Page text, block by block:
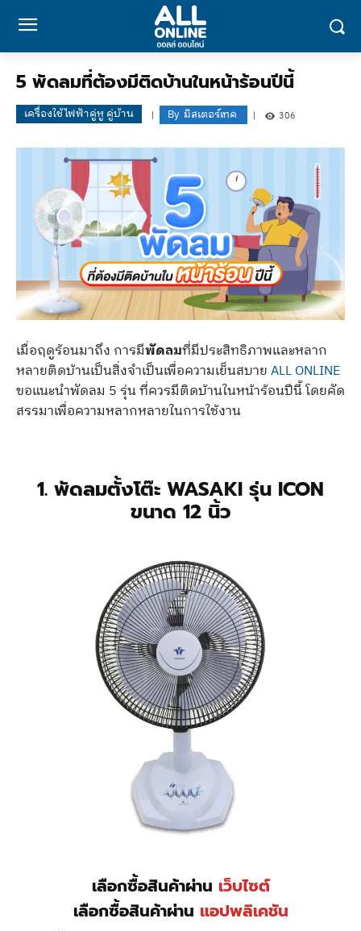
5 พัดลมที่ต้องมีติดบ้านในหน้าร้อนปีนี้
เครื่องใช้ไฟฟ้าคู่หู คู่บ้าน By มิสเตอร์เทค 306
เมื่อฤดูร้อนมาถึง การมีพัดลมที่มีประสิทธิภาพและหลาก
หลายติดบ้านเป็นสิ่งจำเป็นเพื่อความเย็นสบายALL ONLINE
ขอแนะนำพัดลม 5 รุ่น ที่ควรมีติดบ้านในหน้าร้อนปีนี้ โดยคัด
สรรมาเพื่อความหลากหลายในการใช้งาน
1. พัดลมตั้งโต๊ะ WASAKI รุ่น ICON
ขนาด 12 นิ้ว
เลือกซื้อสินค้าผ่าน เว็บไซต์
เลือกซื้อสินค้าผ่าน แอปพลิเคชัน